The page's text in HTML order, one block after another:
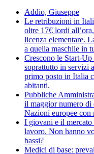
Addio, Giuseppe
Le retribuzioni in
oltre 17€ lordi
licenza elementare.
a quella maschile in
Crescono le Start-
soprattutto in servizi
primo posto in Italia
abitanti.
Pubbliche
il maggior numero di
Nazioni europee con
I giovani e il
lavoro. Non hanno
bassi?
Medici di base: